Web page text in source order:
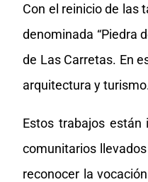
Con el reinicio de las
denominada “Piedra
de Las Carretas. En
arquitectura y
Estos trabajos están
comunitarios
reconocer la